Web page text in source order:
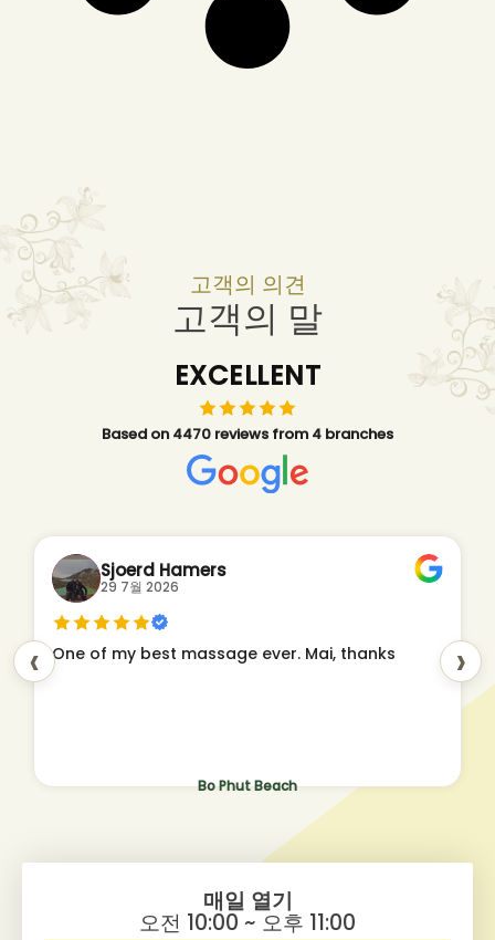
고객의 의견
고객의 말
EXCELLENT
Based on 4470 reviews from 4 branches
‹
Bo Phut Beach
Sjoerd Hamers
29 7월 2026
One of my best massage ever. Mai, thanks ›
매일 열기
오전 10:00 ~ 오후 11:00